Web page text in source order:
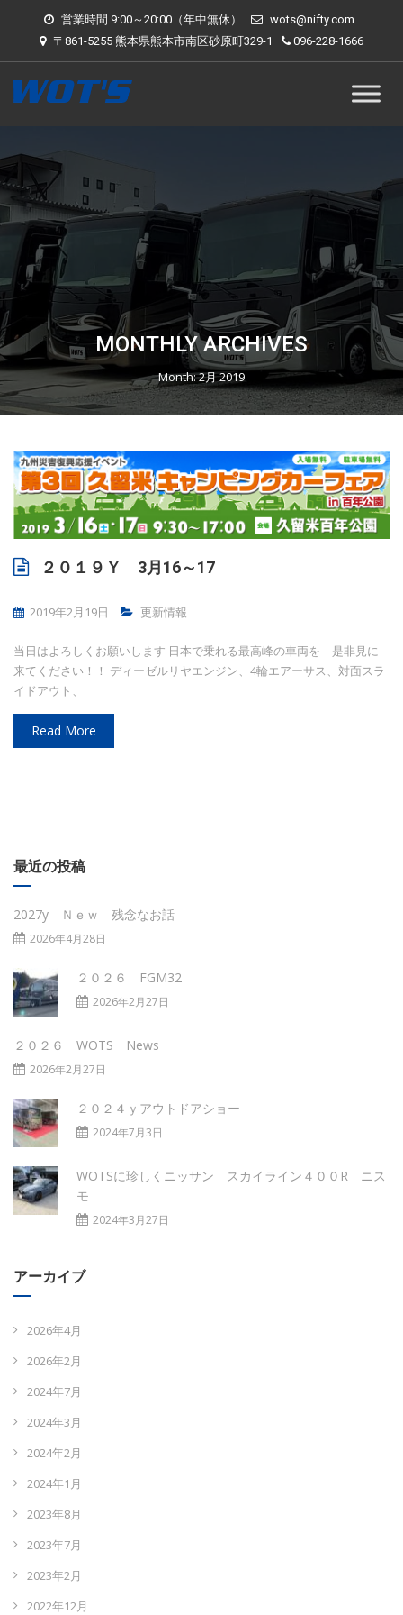
営業時間 9:00～20:00（年中無休）
wots@nifty.com
〒861-5255 熊本県熊本市南区砂原町329-1
096-228-1666
MONTHLY ARCHIVES
Month:2月 2019
２０１９Ｙ 3月16～17
2019年2月19日 更新情報
当日はよろしくお願いします 日本で乗れる最高峰の車両を 是非見に
来てください！！ ディーゼルリヤエンジン、4輪エアーサス、対面スラ
イドアウト、
Read More
最近の投稿
2027y Ｎｅｗ 残念なお話
2026年4月28日
２０２６ FGM32
2026年2月27日
２０２６ WOTS News
2026年2月27日
２０２４ｙアウトドアショー
2024年7月3日
WOTSに珍しくニッサン スカイライン４００R ニス
モ
2024年3月27日
アーカイブ
2026年4月
2026年2月
2024年7月
2024年3月
2024年2月
2024年1月
2023年8月
2023年7月
2023年2月
2022年12月